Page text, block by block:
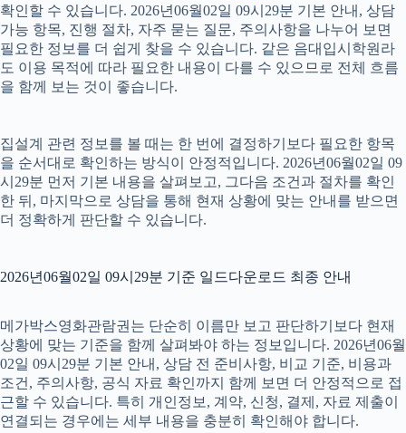
확인할 수 있습니다. 2026년06월02일 09시29분 기본 안내, 상담
가능 항목, 진행 절차, 자주 묻는 질문, 주의사항을 나누어 보면
필요한 정보를 더 쉽게 찾을 수 있습니다. 같은 음대입시학원라
도 이용 목적에 따라 필요한 내용이 다를 수 있으므로 전체 흐름
을 함께 보는 것이 좋습니다.
집설계 관련 정보를 볼 때는 한 번에 결정하기보다 필요한 항목
을 순서대로 확인하는 방식이 안정적입니다. 2026년06월02일 09
시29분 먼저 기본 내용을 살펴보고, 그다음 조건과 절차를 확인
한 뒤, 마지막으로 상담을 통해 현재 상황에 맞는 안내를 받으면
더 정확하게 판단할 수 있습니다.
2026년06월02일 09시29분 기준 일드다운로드 최종 안내
메가박스영화관람권는 단순히 이름만 보고 판단하기보다 현재
상황에 맞는 기준을 함께 살펴봐야 하는 정보입니다. 2026년06월
02일 09시29분 기본 안내, 상담 전 준비사항, 비교 기준, 비용과
조건, 주의사항, 공식 자료 확인까지 함께 보면 더 안정적으로 접
근할 수 있습니다. 특히 개인정보, 계약, 신청, 결제, 자료 제출이
연결되는 경우에는 세부 내용을 충분히 확인해야 합니다.